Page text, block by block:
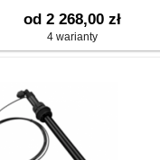
od 2 268,00 zł
4 warianty